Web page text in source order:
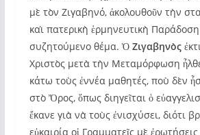
μὲ τὸν Ζιγαβηνό, ἀκολουθοῦν τὴν
καὶ πατερικὴ ἑρμηνευτικὴ
συζητούμενο θέμα. Ὁ Ζιγαβηνὸς
Χριστὸς μετὰ τὴν Μεταμόρφωση
κάτω τοὺς ἐννέα μαθητές, ποὺ δὲν
στὸ Ὄρος, ὅπως διηγεῖται ὁ
ἔκανε γιὰ νὰ τοὺς ἐνισχύσει, διότι
εὐκαιρία οἱ Γραμματεῖς μὲ